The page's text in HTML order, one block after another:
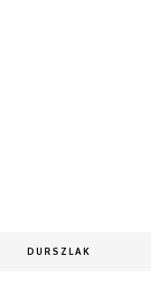
DURSZLAK